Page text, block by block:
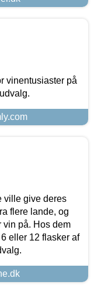
vinentusiaster på
ville give deres
flere lande, og
vin på. Hos dem
eller 12 flasker af